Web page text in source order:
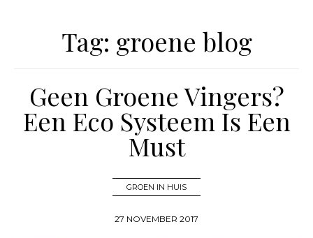
Tag: groene blog
Geen Groene Vingers?
Een Eco Systeem Is Een
Must
GROEN IN HUIS
27 NOVEMBER 2017